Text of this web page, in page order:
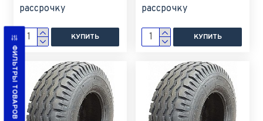
рассрочку
КУПИТЬ
рассрочку
КУПИТЬ
ФИЛЬТРЫ ТОВАРОВ